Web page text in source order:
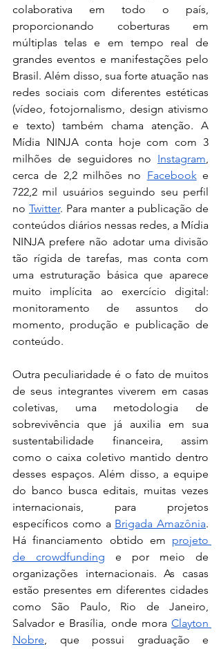
colaborativa em todo o país,
proporcionando coberturas em
múltiplas telas e em tempo real de
grandes eventos e manifestações pelo
Brasil. Além disso, sua forte atuação nas
redes sociais com diferentes estéticas
(vídeo, fotojornalismo, design ativismo
e texto) também chama atenção. A
Mídia NINJA conta hoje com com 3
milhões de seguidores no Instagram
cerca de 2,2 milhões no Facebook e
722,2 mil usuários seguindo seu perfil
no Twitter. Para manter a publicação de
conteúdos diários nessas redes, a Mídia
NINJA prefere não adotar uma divisão
tão rígida de tarefas, mas conta com
uma estruturação básica que aparece
muito implícita ao exercício digital:
monitoramento de assuntos do
momento, produção e publicação de
conteúdo.
Outra peculiaridade é o fato de muitos
de seus integrantes viverem em casas
coletivas, uma metodologia de
sobrevivência que já auxilia em sua
sustentabilidade financeira, assim
como o caixa coletivo mantido dentro
desses espaços. Além disso, a equipe
do banco busca editais, muitas vezes
internacionais, para projetos
específicos como a Brigada Amazônia.
Há financiamento obtido em projeto
de crowdfunding e por meio de
organizações internacionais. As casas
estão presentes em diferentes cidades
como São Paulo, Rio de Janeiro,
Salvador e Brasília, onde mora Clayton
Nobre, que possui graduação e